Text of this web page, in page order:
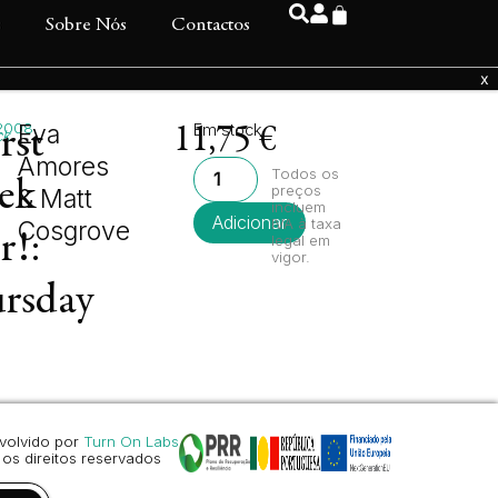
Sobre Nós Contactos
Eva
Amores
& Matt
Cosgrove
11,75€
Em stock
Adicionar
Todos os
preços
incluem
IVA à taxa
legal em
vigor.
por Turn On Labs
direitos reservados